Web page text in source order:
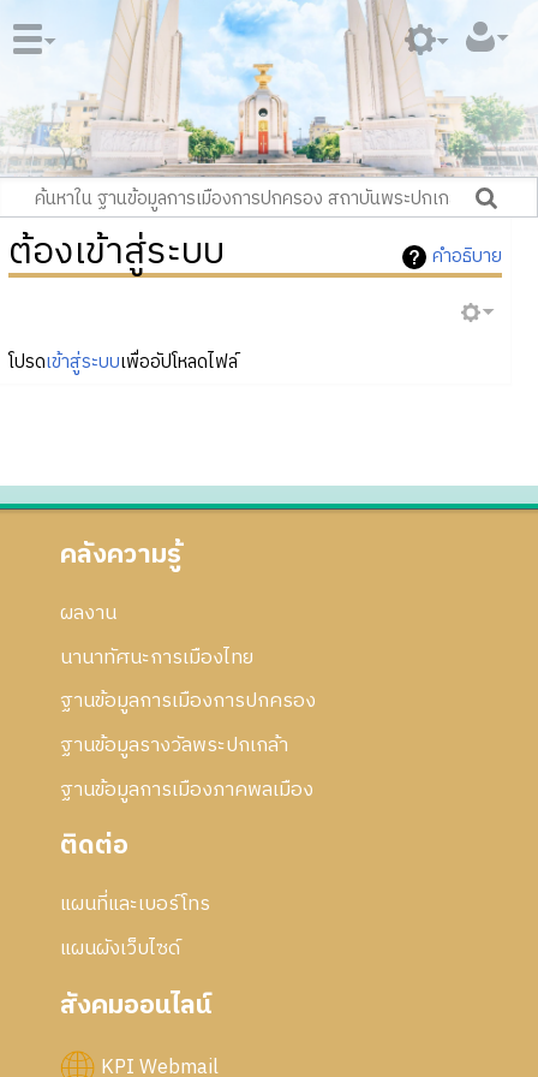
คำอธิบาย
ต้องเข้าสู่ระบบ
โปรดเข้าสู่ระบบเพื่ออัปโหลดไฟล์
คลังความรู้
ผลงาน
นานาทัศนะการเมืองไทย
ฐานข้อมูลการเมืองการปกครอง
ฐานข้อมูลรางวัลพระปกเกล้า
ฐานข้อมูลการเมืองภาคพลเมือง
ติดต่อ
แผนที่และเบอร์โทร
แผนผังเว็บไซด์
สังคมออนไลน์
KPI Webmail